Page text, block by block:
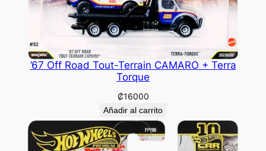
’67 Off Road Tout-Terrain CAMARO + Terra
Torque
₡16000
Añadir al carrito